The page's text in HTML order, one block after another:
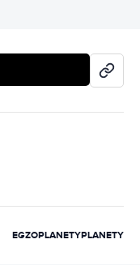
EGZOPLANETYPLANETY